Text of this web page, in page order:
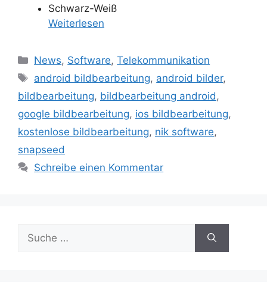
Schwarz-Weiß
Weiterlesen
Kategorien
News, Software,Telekommunikation
Schlagwörter
android bildbearbeitung, android bilder,
bildbearbeitung, bildbearbeitung android ,
google bildbearbeitung, ios bildbearbeitung,
kostenlose bildbearbeitung, nik software,
snapseed
Schreibe einen Kommentar
nach: